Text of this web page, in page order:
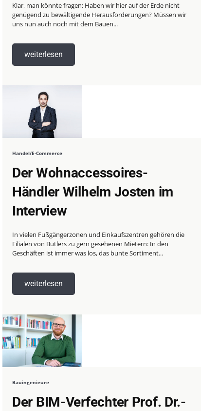
Klar, man könnte fragen: Haben wir hier auf der Erde nicht
genügend zu bewältigende Herausforderungen? Müssen wir
uns nun auch noch mit dem Bauen...
weiterlesen
Handel/E-Commerce
Der Wohnaccessoires-
Händler Wilhelm Josten im
Interview
In vielen Fußgängerzonen und Einkaufszentren gehören die
Filialen von Butlers zu gern gesehenen Mietern: In den
Geschäften ist immer was los, das bunte Sortiment...
weiterlesen
Bauingenieure
Der BIM-Verfechter Prof. Dr.-